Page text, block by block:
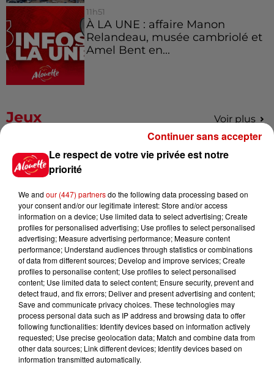
11h51
À LA UNE : affaire Manon
Relandeau, musée cambriolé et
Amel Bent en...
Jeux Voir plus
Gagnez vos places pour le
Festival du Roi Arthur 2026 !
Gagnez vos entrées pour le
Musée du Sport Automobile au
Mans !
Alouette vous invite à
Futuroscope Xperiences !
Le respect de votre vie privée est notre
priorité
We and our (447) partnersdo the following data processing based on
your consent and/or our legitimate interest: Store and/or access
information on a device; Use limited data to select advertising; Create
profiles for personalised advertising; Use profiles to select personalised
advertising; Measure advertising performance; Measure content
performance; Understand audiences through statistics or combinations
of data from different sources; Develop and improve services; Create
profiles to personalise content; Use profiles to select personalised
content; Use limited data to select content; Ensure security, prevent and
detect fraud, and fix errors; Deliver and present advertising and content;
Save and communicate privacy choices. These technologies may
process personal data such as IP address and browsing data to offer
following functionalities: Identify devices based on information actively
requested; Use precise geolocation data; Match and combine data from
other data sources; Link different devices; Identify devices based on
information transmitted automatically.
Continuer sans accepter